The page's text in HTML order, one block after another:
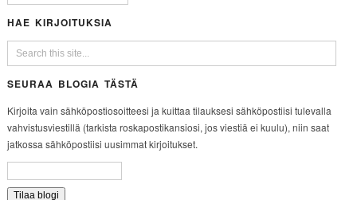
HAE KIRJOITUKSIA
SEURAA BLOGIA TÄSTÄ
Kirjoita vain sähköpostiosoitteesi ja kuittaa tilauksesi sähköpostiisi tulevalla
vahvistusviestillä (tarkista roskapostikansiosi, jos viestiä ei kuulu), niin saat
jatkossa sähköpostiisi uusimmat kirjoitukset.